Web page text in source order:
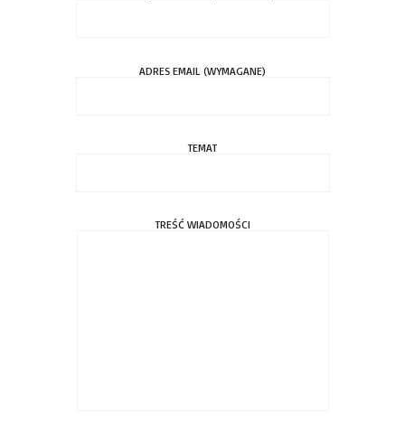
ADRES EMAIL (WYMAGANE)
TEMAT
TREŚĆ WIADOMOŚCI